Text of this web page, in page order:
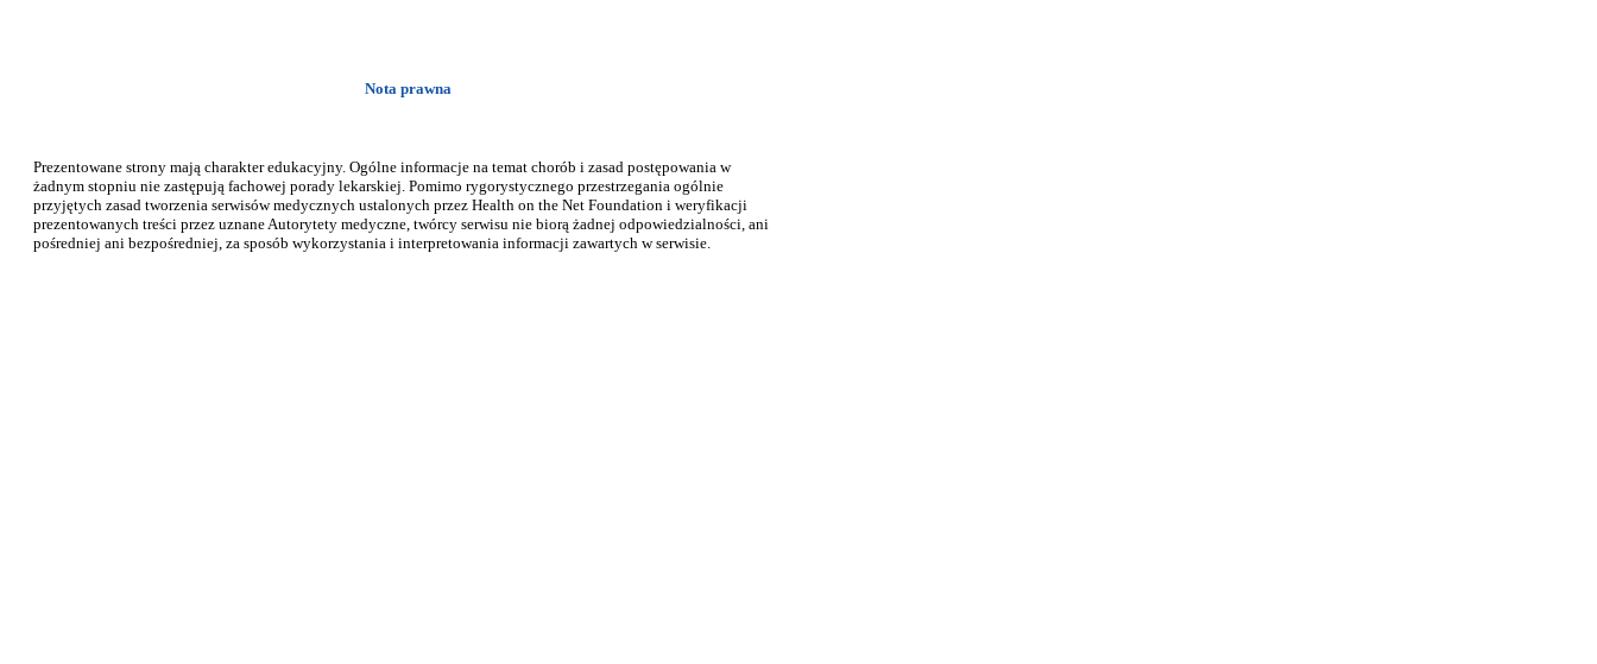
Nota prawna
Prezentowane strony mają charakter edukacyjny. Ogólne informacje na temat chorób i zasad postępowania w
żadnym stopniu nie zastępują fachowej porady lekarskiej. Pomimo rygorystycznego przestrzegania ogólnie
przyjętych zasad tworzenia serwisów medycznych ustalonych przez Health on the Net Foundation i weryfikacji
prezentowanych treści przez uznane Autorytety medyczne, twórcy serwisu nie biorą żadnej odpowiedzialności, ani
pośredniej ani bezpośredniej, za sposób wykorzystania i interpretowania informacji zawartych w serwisie.